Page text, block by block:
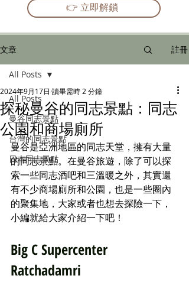
👉 立即解鎖
文章 註冊
All Posts
曼谷同志景點
台灣的同志景點
日本同志景點
All Posts
探秘曼谷的同志景點：同志
公園和商場廁所
2024年9月17日 讀畢需時 2 分鐘
曼谷是亞洲地區的同志天堂，擁有大量
的同志景點。在曼谷旅遊，除了可以探
索一些同志酒吧和三溫暖之外，其實還
有不少商場廁所和公園，也是一些圈內
的聚集地，大家或者也想去探險一下，
小編就給大家介紹一下吧！
Big C Supercenter
Ratchadamri